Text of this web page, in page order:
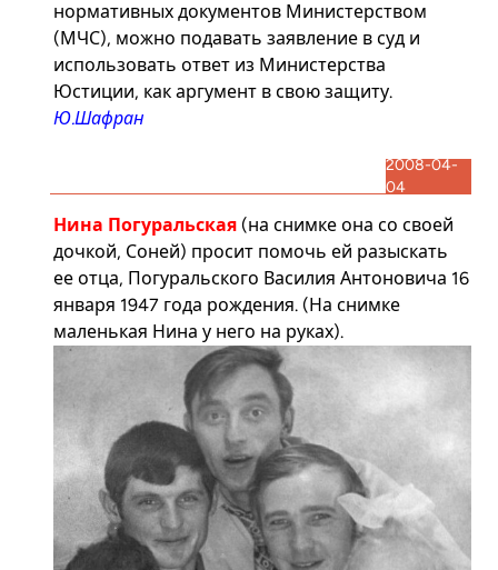
нормативных документов Министерством
(МЧС), можно подавать заявление в суд и
использовать ответ из Министерства
Юстиции, как аргумент в свою защиту.
Ю.Шафран
2008-04-
04
Нина Погуральская (на снимке она со своей
дочкой, Соней) просит помочь ей разыскать
ее отца, Погуральского Василия Антоновича 16
января 1947 года рождения. (На снимке
маленькая Нина у него на руках).